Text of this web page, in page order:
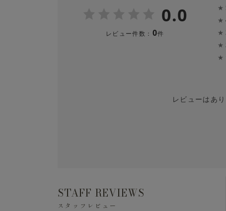
※漂白剤は絶対に使用しないでください。
※素材の特性上、洗濯を繰り返すことにより縮
0.0
レビュー件数： 0件
★
★
★
★
★
レビューはあり
STAFF REVIEWS
スタッフレビュー